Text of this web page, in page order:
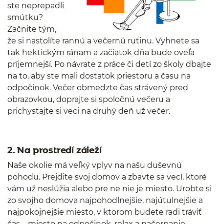
ste neprepadli
smútku?
Začnite tým,
že si nastolíte rannú a večernú rutinu. Vyhnete sa
tak hektickým ránam a začiatok dňa bude oveľa
príjemnejší. Po návrate z práce či detí zo školy dbajte
na to, aby ste mali dostatok priestoru a času na
odpočinok. Večer obmedzte čas strávený pred
obrazovkou, doprajte si spoločnú večeru a
prichystajte si veci na druhý deň už večer.
2. Na prostredí záleží
Naše okolie má veľký vplyv na našu duševnú
pohodu. Prejdite svoj domov a zbavte sa vecí, ktoré
vám už neslúžia alebo pre ne nie je miesto. Urobte si
zo svojho domova najpohodlnejšie, najútulnejšie a
najpokojnejšie miesto, v ktorom budete radi tráviť